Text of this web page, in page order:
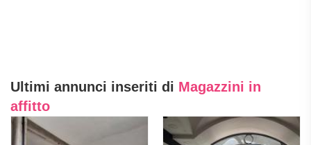
Ultimi annunci inseriti di Magazzini in
affitto